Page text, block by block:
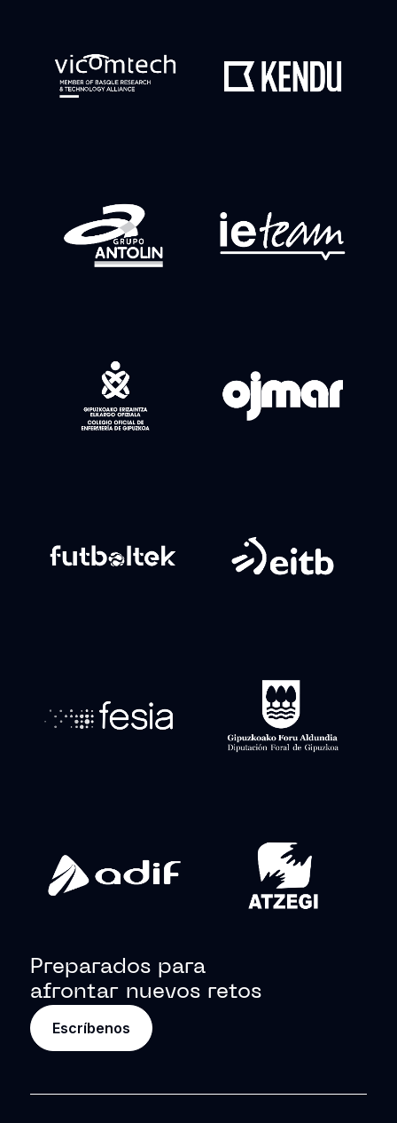
Preparados para
afrontar nuevos retos
Escríbenos